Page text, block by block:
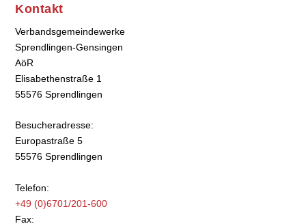
Kontakt
Verbandsgemeindewerke
Sprendlingen-Gensingen
AöR
Elisabethenstraße 1
55576 Sprendlingen
Besucheradresse:
Europastraße 5
55576 Sprendlingen
Telefon:
+49 (0)6701/201-600
Fax: